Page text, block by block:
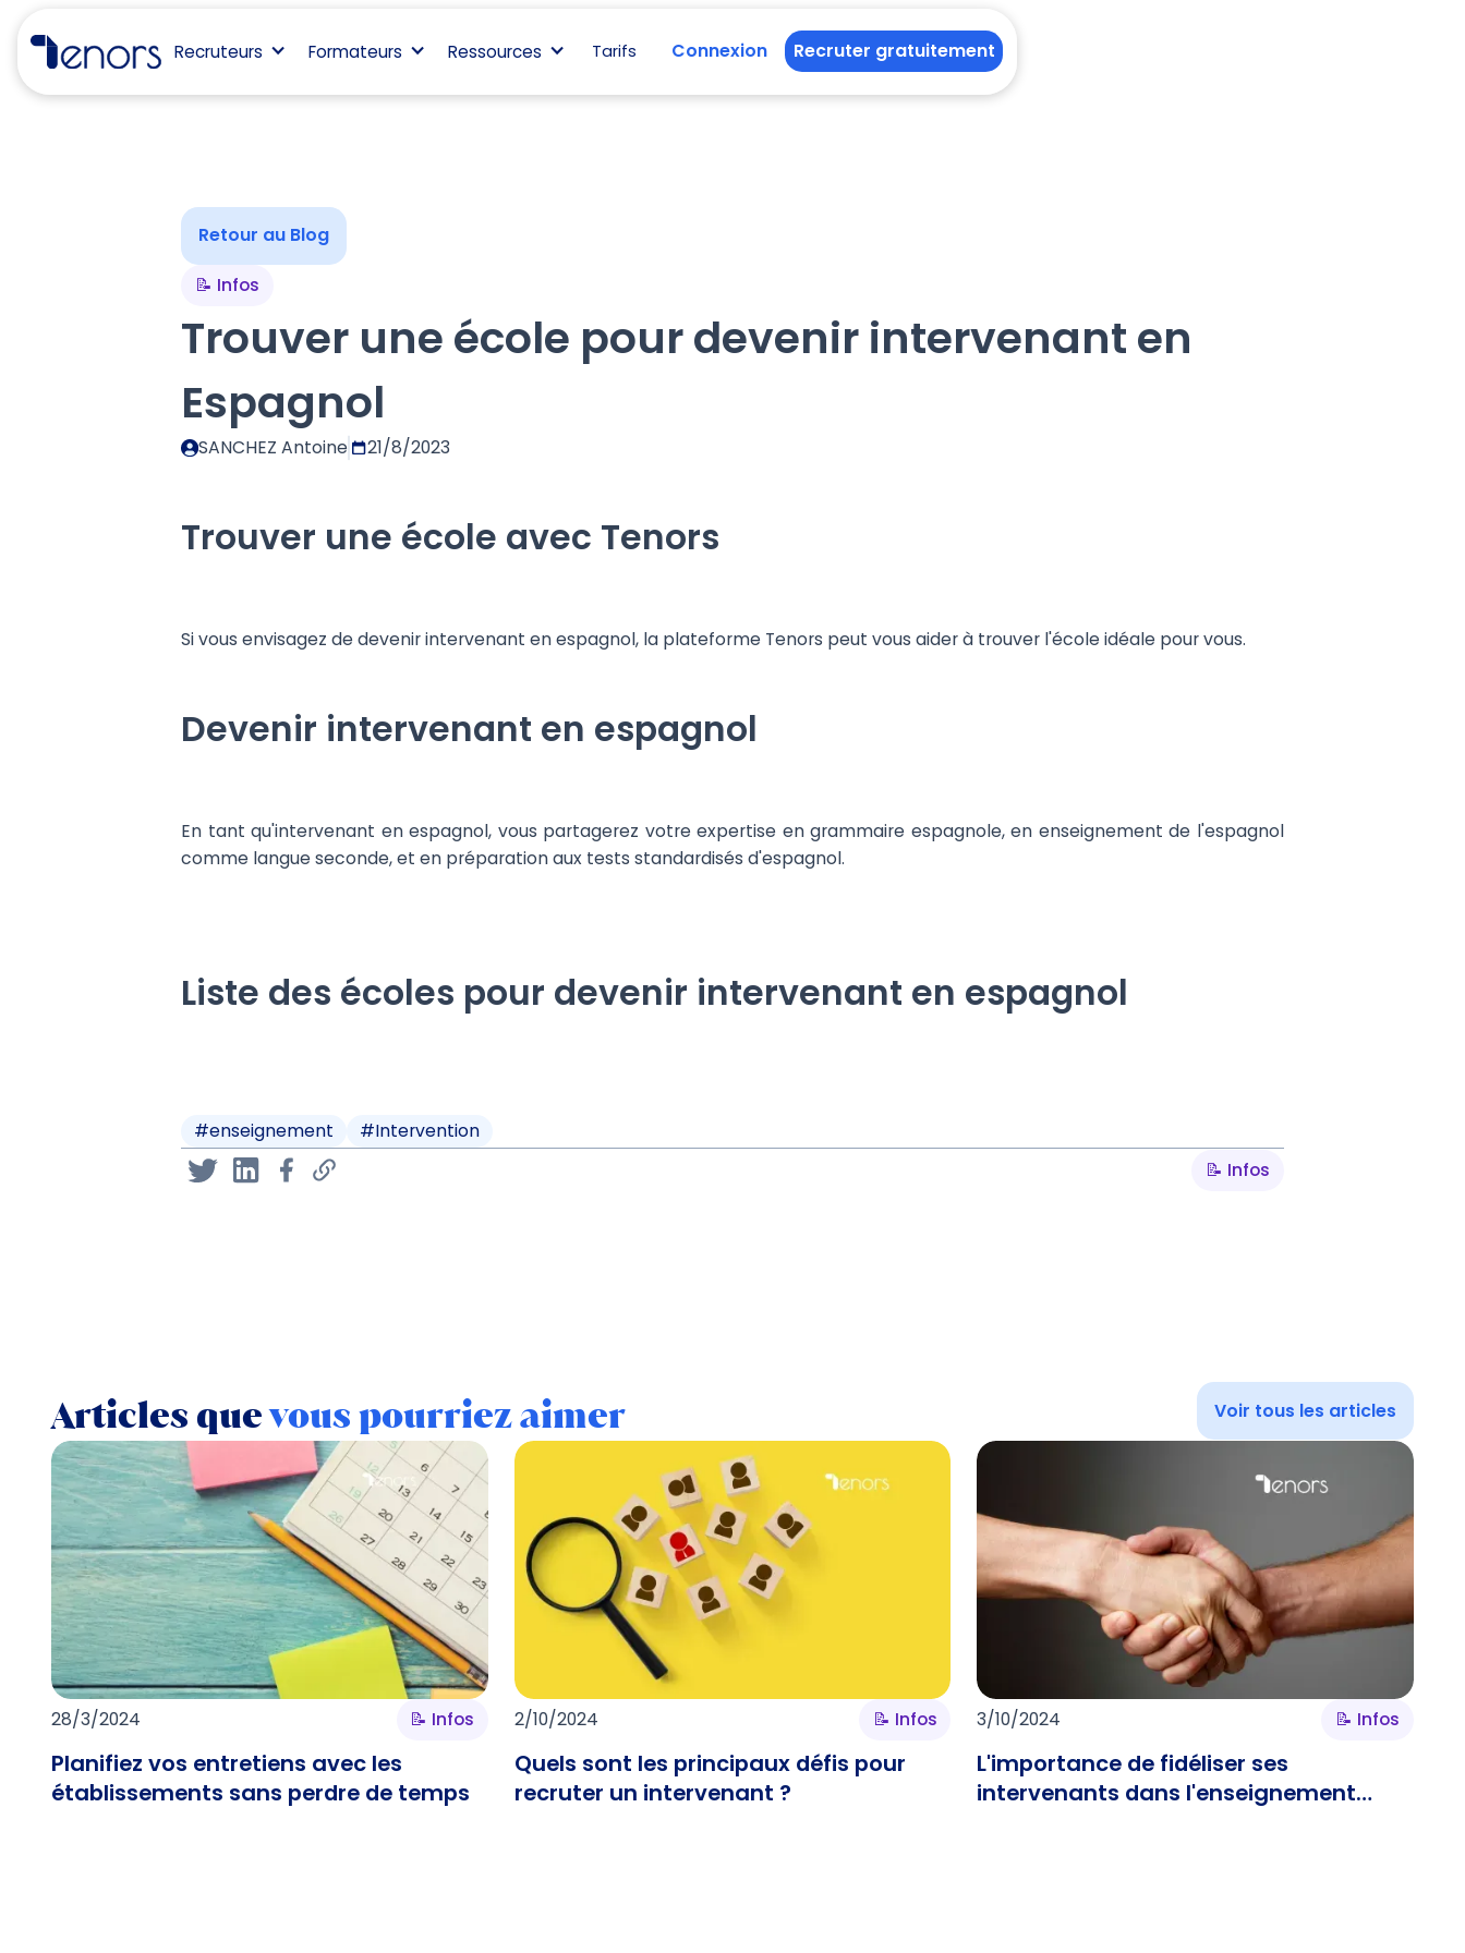
Recruteurs Formateurs Ressources Tarifs Connexion Recruter gratuitement
Retour au Blog
📝 Infos
Trouver une école pour devenir intervenant en
Espagnol
SANCHEZ Antoine 21/8/2023
Trouver une école avec Tenors
Si vous envisagez de devenir intervenant en espagnol, la plateforme Tenors peut vous aider à trouver l'école idéale pour vous.
Devenir intervenant en espagnol
En tant qu'intervenant en espagnol, vous partagerez votre expertise en grammaire espagnole, en enseignement de l'espagnol
comme langue seconde, et en préparation aux tests standardisés d'espagnol.
Liste des écoles pour devenir intervenant en espagnol
#enseignement #Intervention
📝 Infos
Articles quevous pourriez aimer Voir tous les articles
28/3/2024 📝 Infos
Planifiez vos entretiens avec les
établissements sans perdre de temps
2/10/2024 📝 Infos
Quels sont les principaux défis pour
recruter un intervenant ?
3/10/2024 📝 Infos
L'importance de fidéliser ses
intervenants dans l'enseignement